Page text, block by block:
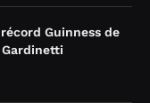
Guinness de